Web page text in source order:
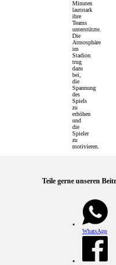
Minuten
lautstark
ihre
Teams
unterstützte.
Die
Atmosphäre
im
Stadion
trug
dazu
bei,
die
Spannung
des
Spiels
zu
erhöhen
und
die
Spieler
zu
motivieren.
Teile gerne unseren
WhatsApp